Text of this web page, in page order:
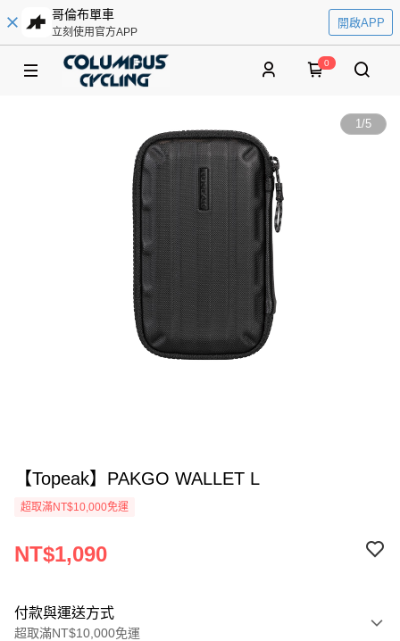
哥倫布單車
立刻使用官方APP
開啟APP
0
1/5
【Topeak】PAKGO WALLET L
超取滿NT$10,000免運
NT$1,090
付款與運送方式
超取滿NT$10,000免運